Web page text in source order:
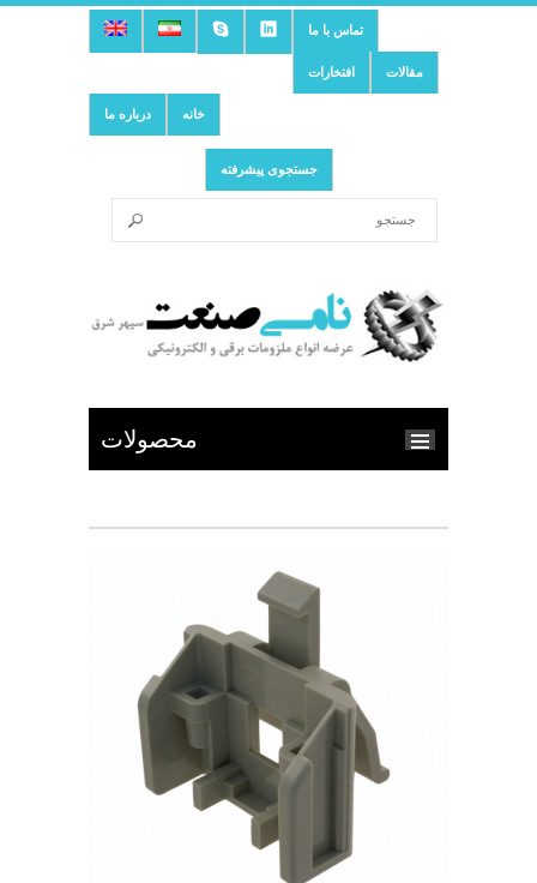
تماس با ما
افتخارات مقالات
درباره ما خانه
جستجوی پیشرفته
محصولات